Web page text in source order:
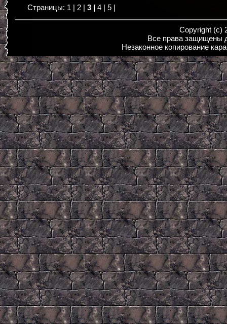
1 2 3 4 5
Copyright (c)
Все права защищены
Незаконное копирование